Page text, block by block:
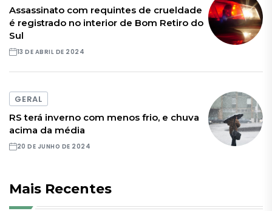
Assassinato com requintes de crueldade
é registrado no interior de Bom Retiro do
Sul
13 DE ABRIL DE 2024
GERAL
RS terá inverno com menos frio, e chuva
acima da média
20 DE JUNHO DE 2024
Mais Recentes